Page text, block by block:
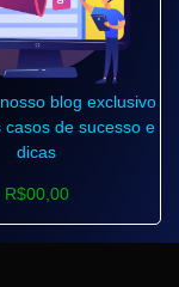
blog exclusivo
casos de sucesso e
dicas
R$00,00